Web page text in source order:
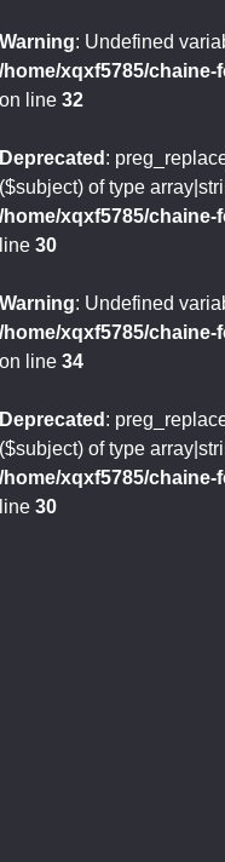
Warning: Undefined
/home/xqxf5785/
on line 32
Deprecated :
($subject) of type
/home/xqxf5785/
line 30
Warning: Undefined
/home/xqxf5785/
on line 34
Deprecated :
($subject) of type
/home/xqxf5785/
line 30